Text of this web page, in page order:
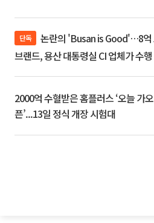
단독
브랜드, 용산 대통령실 CI 업체가 수행
2000억 수혈받은 홈플러스 ‘오늘 가오
픈’...13일 정식 개장 시험대